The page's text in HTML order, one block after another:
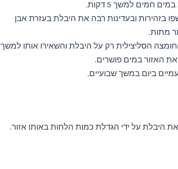
חמים למשך 5 דקות.
בזהירות ובעדינות רבה את היבלת בעזרת אבן
מתות.
הסליצילית רק על היבלת והשאירו אותו למשך
האזור במים פושרים.
ביום במשך שבועיים.
היבלת על ידי הגדלת כמות הלחות באותו אזור.